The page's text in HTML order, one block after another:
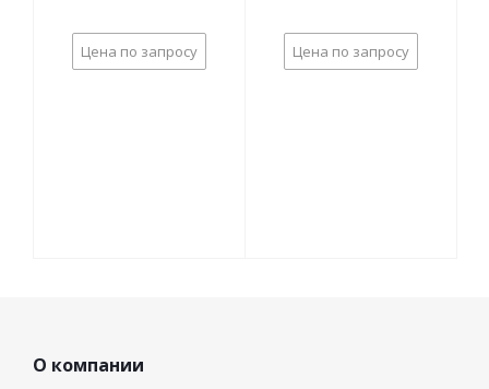
Цена по запросу Цена по запросу
О компании